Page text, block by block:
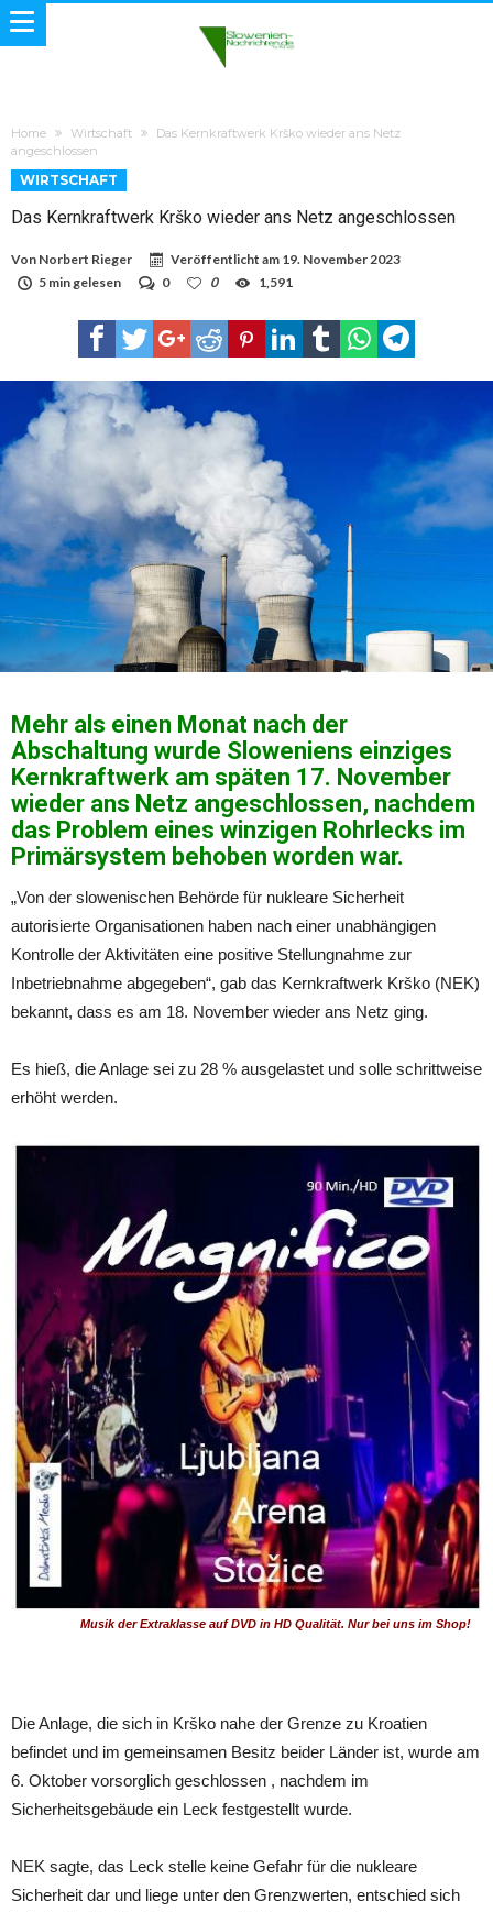
Home Wirtschaft
Das Kernkraftwerk Krško wieder ans Netz
angeschlossen
WIRTSCHAFT
Das Kernkraftwerk Krško wieder ans Netz angeschlossen
Von Norbert Rieger Veröffentlicht am 19. November 2023
5 min gelesen
0 0 1,591
Mehr als einen Monat nach der
Abschaltung wurde Sloweniens einziges
Kernkraftwerk am späten 17. November
wieder ans Netz angeschlossen, nachdem
das Problem eines winzigen Rohrlecks im
Primärsystem behoben worden war.
„Von der slowenischen Behörde für nukleare Sicherheit
autorisierte Organisationen haben nach einer unabhängigen
Kontrolle der Aktivitäten eine positive Stellungnahme zur
Inbetriebnahme abgegeben“, gab das Kernkraftwerk Krško (NEK)
bekannt, dass es am 18. November wieder ans Netz ging.
Es hieß, die Anlage sei zu 28 % ausgelastet und solle schrittweise
erhöht werden.
Musik der Extraklasse auf DVD in HD Qualität. Nur bei uns im Shop!
Die Anlage, die sich in Krško nahe der Grenze zu Kroatien
befindet und im gemeinsamen Besitz beider Länder ist, wurde am
6. Oktober vorsorglich geschlossen , nachdem im
Sicherheitsgebäude ein Leck festgestellt wurde.
NEK sagte, das Leck stelle keine Gefahr für die nukleare
Sicherheit dar und liege unter den Grenzwerten, entschied sich